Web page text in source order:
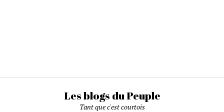
Les blogs du Peuple
Tant que c'est courtois